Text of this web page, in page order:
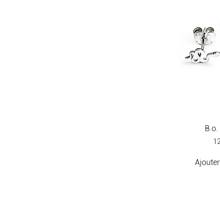
B.o.